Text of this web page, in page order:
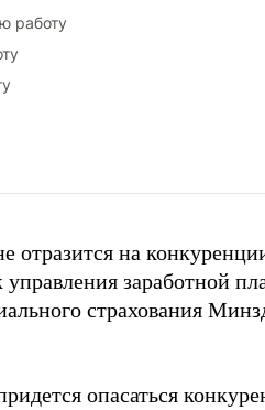
работу
отразится на
заработной
страхования
опасаться